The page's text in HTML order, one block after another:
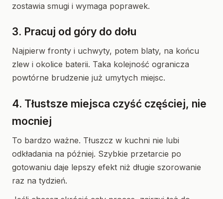
zostawia smugi i wymaga poprawek.
3. Pracuj od góry do dołu
Najpierw fronty i uchwyty, potem blaty, na końcu
zlew i okolice baterii. Taka kolejność ogranicza
powtórne brudzenie już umytych miejsc.
4. Tłustsze miejsca czyść częściej, nie
mocniej
To bardzo ważne. Tłuszcz w kuchni nie lubi
odkładania na później. Szybkie przetarcie po
gotowaniu daje lepszy efekt niż długie szorowanie
raz na tydzień.